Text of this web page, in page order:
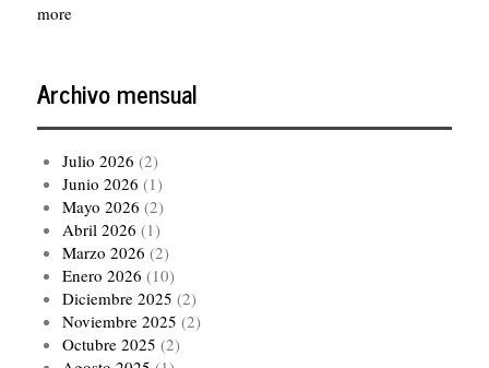
more
Archivo mensual
Julio 2026 (2)
Junio 2026 (1)
Mayo 2026 (2)
Abril 2026 (1)
Marzo 2026 (2)
Enero 2026 (10)
Diciembre 2025 (2)
Noviembre 2025 (2)
Octubre 2025 (2)